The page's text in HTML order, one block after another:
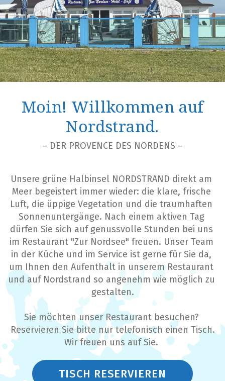
Moin! Willkommen auf
Nordstrand.
– DER PROVENCE DES NORDENS –
Unsere grüne Halbinsel NORDSTRAND direkt am
Meer begeistert immer wieder: die klare, frische
Luft, die üppige Vegetation und die traumhaften
Sonnenuntergänge. Nach einem aktiven Tag
dürfen Sie sich auf genussvolle Stunden bei uns
im Restaurant "Zur Nordsee" freuen. Unser Team
in der Küche und im Service ist gerne für Sie da,
um Ihnen den Aufenthalt in unserem Restaurant
und auf Nordstrand so angenehm wie möglich zu
gestalten.
Sie möchten unser Restaurant besuchen?
Reservieren Sie bitte nur telefonisch einen Tisch.
Wir freuen uns auf Sie.
TISCH RESERVIEREN